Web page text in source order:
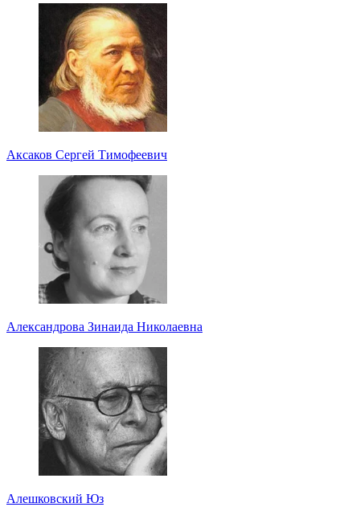
Аксаков Сергей Тимофеевич
Александрова Зинаида Николаевна
Алешковский Юз